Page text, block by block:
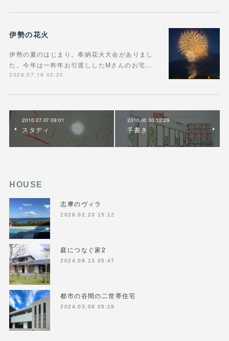
伊勢の花火
伊勢の夏のはじまり。奉納花火大会がありまし
た。今年は一昨年お引渡ししたMさんのお宅…
2026.07.19 02:20
2010.07.07 09:01
スタディ
2010.06.30 12:29
手書き
HOUSE
志摩のヴィラ
2026.02.23 15:12
庭につなぐ家2
2024.08.13 05:47
都市の谷間の二世帯住宅
2024.03.09 05:19